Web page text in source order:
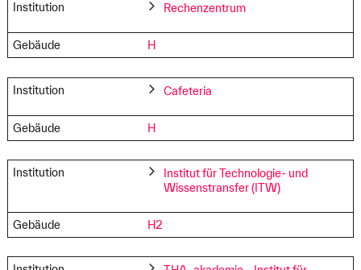
Institution Rechenzentrum
Gebäude H
Institution Cafeteria
Gebäude H
Institution
Institut für Technologie- und
Wissenstransfer (ITW)
Gebäude H2